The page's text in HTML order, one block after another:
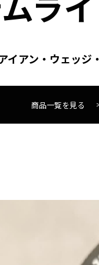
イアン・ウェッジ
商品一覧を見る